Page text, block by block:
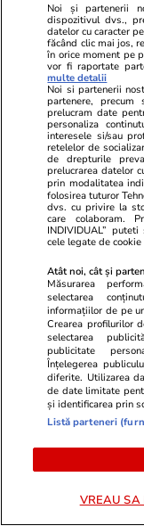
Vacanțe și Cultură
rechinii înoată
mal, încât pot
„Suntem
Lifestyle
Ploaia de
Aquaride 2026:
Noi și partenerii
dispozitivul dvs.,
datelor cu caracter
făcând clic mai jos,
în orice moment pe
vor fi raportate
multe detalii
Noi si partenerii
partenere,
prelucram date
personaliza
interesele si/sau
retelelor de
de drepturile
prelucrarea datelor
prin modalitatea
folosirea tuturor
dvs. cu privire la
care colaboram.
INDIVIDUAL”
cele legate de
Atât noi, cât și
Măsurarea
selectarea
informațiilor de pe
Crearea profilurilor
selectarea
publicitate
Înțelegerea
diferite. Utilizarea
de date limitate
și identificarea prin
Listă parteneri
VREAU SA